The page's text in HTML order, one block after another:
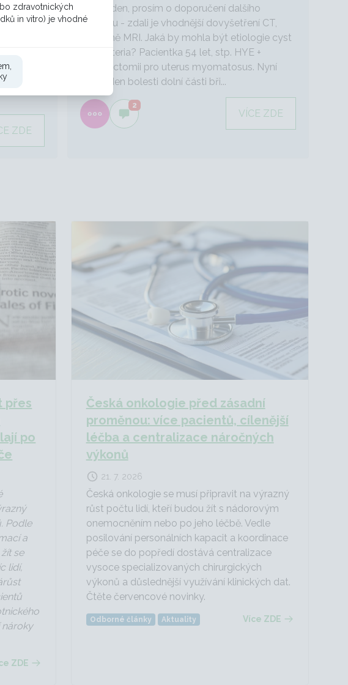
pro ca
operaci,
ZDE
Dobrý den, prosím o doporučení dalšího
postupu - zdali je vhodnější dovyšetření CT,
případně MRI. Jaká by mohla být etiologie cyst
mezenteria? Pacientka 54 let, stp. HYE +
adnexectomii pro uterus myomatosus. Nyní
cca týden bolesti dolní části bři...
2
VÍCE ZDE
přes
po
Podle
a
se
lidí,
nároky
ZDE
Česká onkologie před zásadní
proměnou: více pacientů, cílenější
léčba a centralizace náročných
výkonů
21. 7. 2026
Česká onkologie se musí připravit na výrazný
růst počtu lidí, kteří budou žít s nádorovým
onemocněním nebo po jeho léčbě. Vedle
posilování personálních kapacit a koordinace
péče se do popředí dostává centralizace
vysoce specializovaných chirurgických
výkonů a důslednější využívání klinických dat.
Čtěte červencové novinky.
Odborné články Aktuality Více ZDE
zdravotnických
in vitro) je vhodné